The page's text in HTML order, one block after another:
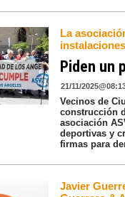
La
Piden un
21/11/2025@
Vecinos de
construcción
asociación
deportivas y
firmas para
Javier